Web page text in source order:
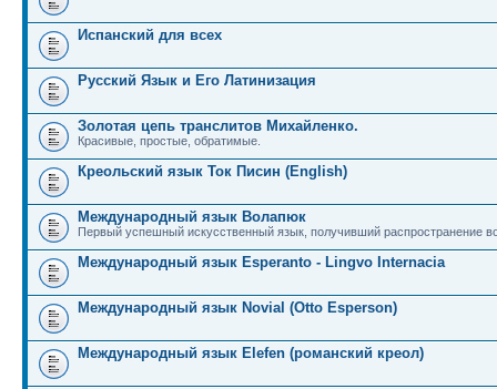
Испанский для всех
Русский Язык и Его Латинизация
Золотая цепь транслитов Михайленко.
Красивые, простые, обратимые.
Креольский язык Ток Писин (English)
Международный язык Волапюк
Первый успешный искусственный язык, получивший распространение
Международный язык Esperanto - Lingvo Internacia
Международный язык Novial (Otto Esperson)
Международный язык Elefen (романский креол)